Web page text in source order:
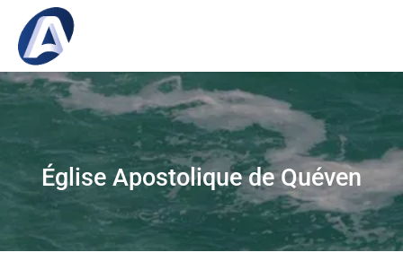
Église Apostolique de Quéven